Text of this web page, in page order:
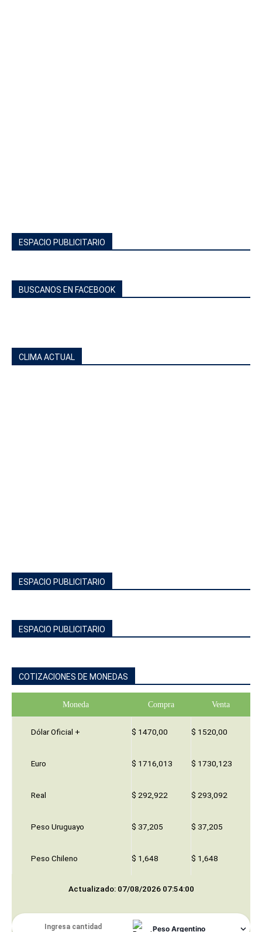
ESPACIO PUBLICITARIO
BUSCANOS EN FACEBOOK
CLIMA ACTUAL
ESPACIO PUBLICITARIO
ESPACIO PUBLICITARIO
COTIZACIONES DE MONEDAS
Moneda Compra Venta
Dólar Oficial + $ 1470,00 $ 1520,00
Euro $ 1716,013 $ 1730,123
Real $ 292,922 $ 293,092
Peso Uruguayo $ 37,205 $ 37,205
Peso Chileno $ 1,648 $ 1,648
Actualizado: 07/08/2026 07:54:00